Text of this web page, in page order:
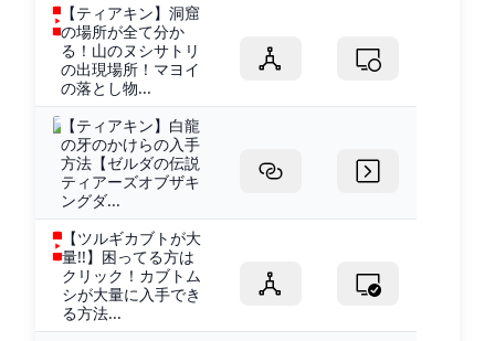
【ティアキン】洞窟
の場所が全て分か
る！山のヌシサトリ
の出現場所！マヨイ
の落とし物...
【ティアキン】白龍
の牙のかけらの入手
方法【ゼルダの伝説
ティアーズオブザキ
ングダ...
【ツルギカブトが大
量!!】困ってる方は
クリック！カブトム
シが大量に入手でき
る方法...